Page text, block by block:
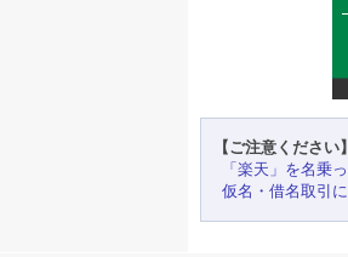
【ご注意ください】
「楽天」を名乗
仮名・借名取引